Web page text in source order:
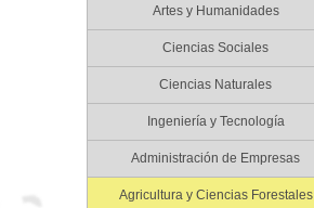
Artes y Humanidades
Ciencias Sociales
Ciencias Naturales
Ingeniería y Tecnología
Administración de Empresas
Agricultura y Ciencias Forestales